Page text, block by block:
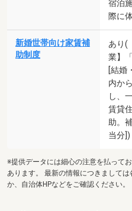
宿泊
際に
新婚世帯向け家賃補
助制度
あり(
業】
[結婚
内か
し、
賃貸
助。
当分])
※提供データには細心の注意を払って
あります。 最新の情報につきまして
か、自治体HPなどをご確認ください。